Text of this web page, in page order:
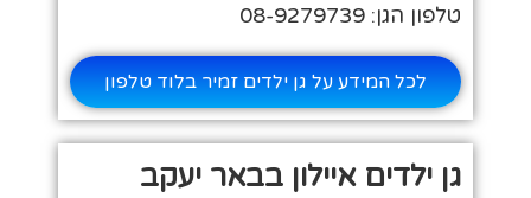
טלפון הגן: 08-9279739
לכל המידע על גן ילדים זמיר בלוד טלפון
גן ילדים איילון בבאר יעקב